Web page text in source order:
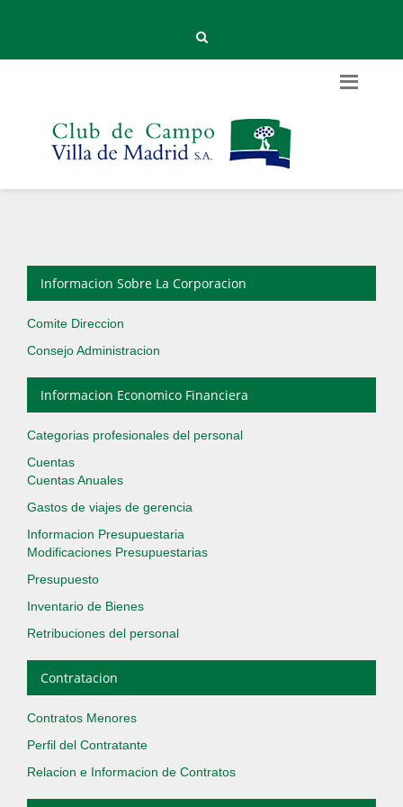
Informacion Sobre La Corporacion
Comite Direccion
Consejo Administracion
Informacion Economico Financiera
Categorias profesionales del personal
Cuentas
Cuentas Anuales
Gastos de viajes de gerencia
Informacion Presupuestaria
Modificaciones Presupuestarias
Presupuesto
Inventario de Bienes
Retribuciones del personal
Contratacion
Contratos Menores
Perfil del Contratante
Relacion e Informacion de Contratos